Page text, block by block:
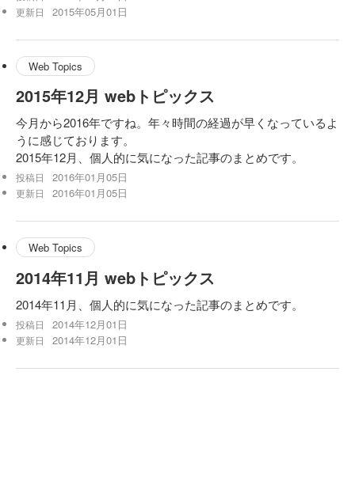
更新日 2015年05月01日
Web Topics
2015年12月 webトピックス
今月から2016年ですね。年々時間の経過が早くなっているよ
うに感じております。
2015年12月、個人的に気になった記事のまとめです。
投稿日 2016年01月05日
更新日 2016年01月05日
Web Topics
2014年11月 webトピックス
2014年11月、個人的に気になった記事のまとめです。
投稿日 2014年12月01日
更新日 2014年12月01日